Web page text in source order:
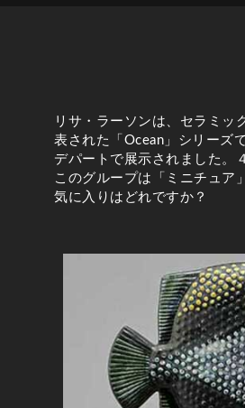
リサ・ラーソンは、セラミッ
表された「Ocean」シリーズ
デパートで展示されました。
このグループは「ミニチュア
気に入りはどれですか？